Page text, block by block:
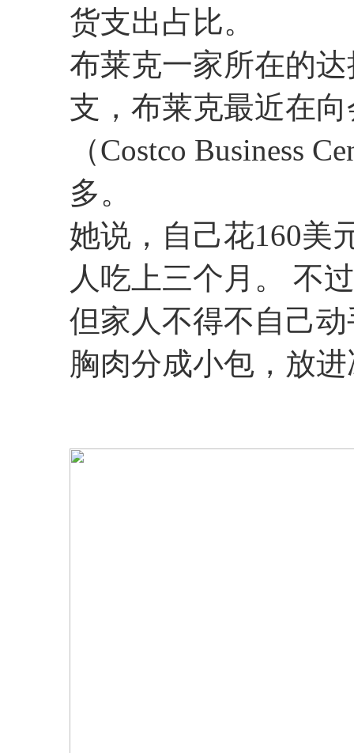
货支出占比。
布莱克一家所在的
支，布莱克最近在
（Costco Business
多。
她说，自己花160美
人吃上三个月。 不
但家人不得不自己
胸肉分成小包，放